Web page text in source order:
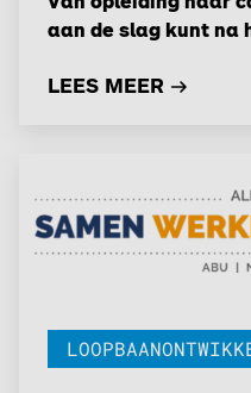
aan de slag kunt na
LEES MEER